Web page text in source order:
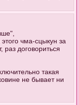
чма-сцыкун за
раз договориться
такая
не бывает ни